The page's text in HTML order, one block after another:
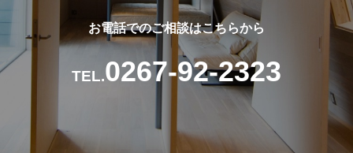
お電話でのご相談はこちらから
TEL.0267-92-2323